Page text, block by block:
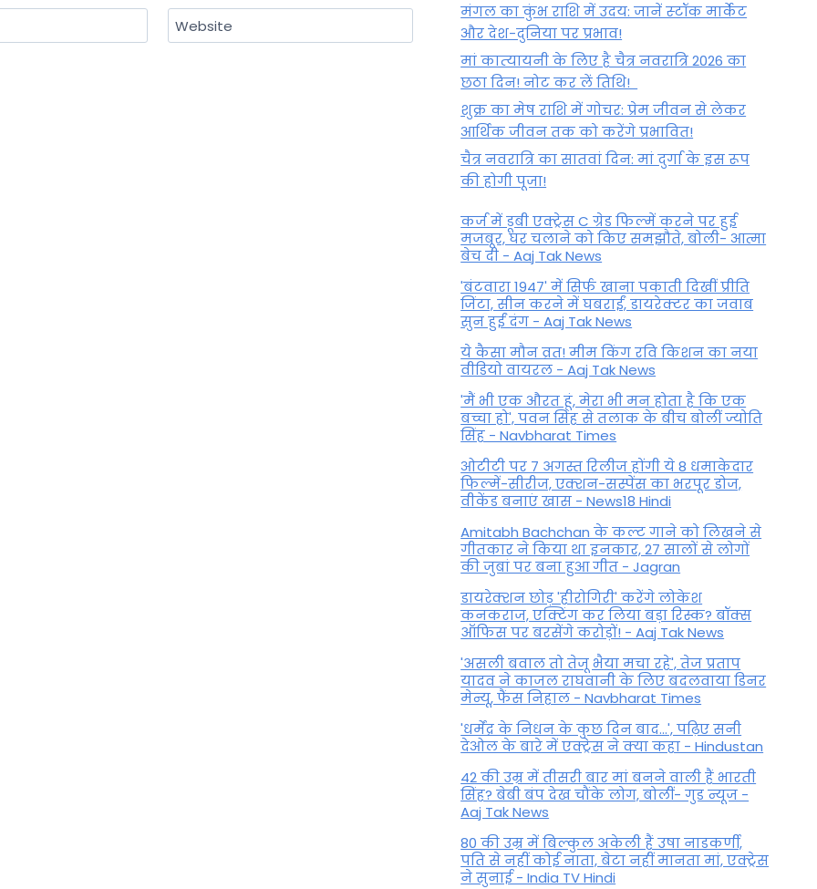
Website
मंगल का कुंभ राशि में उदय: जानें स्‍टॉक मार्केट
और देश-दुनिया पर प्रभाव!
मां कात्‍यायनी के लिए है चैत्र नवरात्रि 2026 का
छठा दिन! नोट कर लें तिथि!
शुक्र का मेष राशि में गोचर: प्रेम जीवन से लेकर
आर्थिक जीवन तक को करेंगे प्रभावित!
चैत्र नवरात्रि का सातवां दिन: मां दुर्गा के इस रूप
की होगी पूजा!
कर्ज में डूबी एक्ट्रेस C ग्रेड फिल्में करने पर हुई
मजबूर, घर चलाने को किए समझौते, बोली- आत्मा
बेच दी - Aaj Tak News
'बंटवारा 1947' में सिर्फ खाना पकाती दिखीं प्रीति
जिंटा, सीन करने में घबराईं, डायरेक्टर का जवाब
सुन हुईं दंग - Aaj Tak News
ये कैसा मौन व्रत! मीम किंग रवि किशन का नया
वीडियो वायरल - Aaj Tak News
'मैं भी एक औरत हूं, मेरा भी मन होता है कि एक
बच्चा हो', पवन सिंह से तलाक के बीच बोलीं ज्योति
सिंह - Navbharat Times
ओटीटी पर 7 अगस्त रिलीज होंगी ये 8 धमाकेदार
फिल्में-सीरीज, एक्शन-सस्पेंस का भरपूर डोज,
वीकेंड बनाएं खास - News18 Hindi
Amitabh Bachchan के कल्ट गाने को लिखने से
गीतकार ने किया था इनकार, 27 सालों से लोगों
की जुबां पर बना हुआ गीत - Jagran
डायरेक्शन छोड़ 'हीरोगिरी' करेंगे लोकेश
कनकराज, एक्टिंग कर लिया बड़ा रिस्क? बॉक्स
ऑफिस पर बरसेंगे करोड़ों! - Aaj Tak News
'असली बवाल तो तेजू भैया मचा रहे', तेज प्रताप
यादव ने काजल राघवानी के लिए बदलवाया डिनर
मेन्यू, फैंस न‍िहाल - Navbharat Times
'धर्मेंद्र के निधन के कुछ दिन बाद...', पढ़िए सनी
देओल के बारे में एक्ट्रेस ने क्या कहा - Hindustan
42 की उम्र में तीसरी बार मां बनने वाली हैं भारती
सिंह? बेबी बंप देख चौंके लोग, बोलीं- गुड न्यूज -
Aaj Tak News
80 की उम्र में बिल्कुल अकेली हैं उषा नाडकर्णी,
पति से नहीं कोई नाता, बेटा नहीं मानता मां, एक्ट्रेस
ने सुनाई - India TV Hindi